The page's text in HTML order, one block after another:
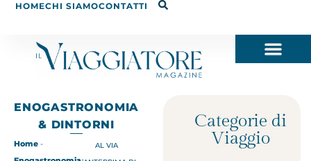
HOMECHI SIAMOCONTATTI
ENOGASTRONOMIA
& DINTORNI
Home -
AL VIA
Categorie di
Viaggio